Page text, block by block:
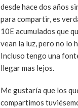
desde hace dos años
para compartir, es
10E acumulados que
vean la luz, pero no lo
Incluso tengo una
llegar mas lejos.
Me gustaría que los
compartimos